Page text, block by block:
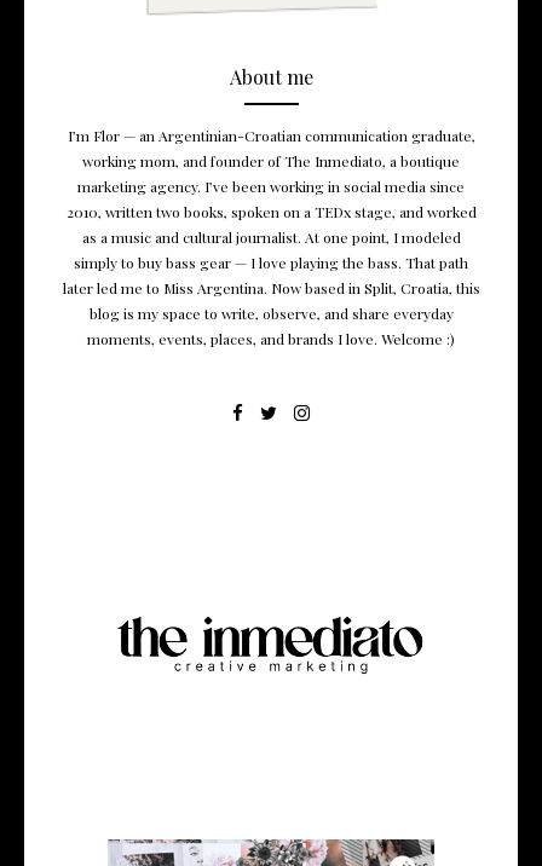
About me
I’m Flor — an Argentinian-Croatian communication graduate,
working mom, and founder of The Inmediato, a boutique
marketing agency. I’ve been working in social media since
2010, written two books, spoken on a TEDx stage, and worked
as a music and cultural journalist. At one point, I modeled
simply to buy bass gear — I love playing the bass. That path
later led me to Miss Argentina. Now based in Split, Croatia, this
blog is my space to write, observe, and share everyday
moments, events, places, and brands I love. Welcome :)